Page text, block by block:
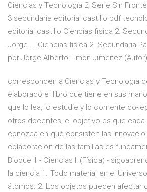
Ciencias y Tecnología 2, Serie Sin
3 secundaria editorial castillo pdf
editorial castillo Ciencias fisica 2.
Jorge ... Ciencias fisica 2. Secundaria
por Jorge Alberto Limon Jimenez (Autor)
corresponden a Ciencias y Tecnología
elaborado el libro que tiene en sus
que lo lea, lo estudie y lo comente co-
otros docentes; el objetivo es que
conozca en qué consisten las
colaboración de las familias es
Bloque 1 - Ciencias II (Física) -
la ciencia 1. Todo material en el
átomos. 2. Los objetos pueden afectar